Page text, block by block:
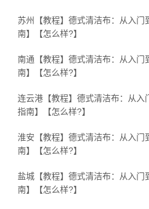
苏州【教程】德式清洁布：从入
南】【怎么样?】
南通【教程】德式清洁布：从入门
南】【怎么样?】
连云港【教程】德式清洁布：从入
指南】【怎么样?】
淮安【教程】德式清洁布：从入门
南】【怎么样?】
盐城【教程】德式清洁布：从入门
南】【怎么样?】